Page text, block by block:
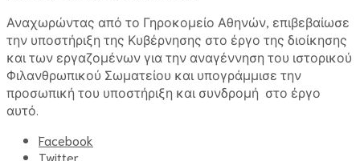
Αναχωρώντας από το Γηροκομείο Αθηνών, επιβεβαίωσε
την υποστήριξη της Κυβέρνησης στο έργο της διοίκησης
και των εργαζομένων για την αναγέννηση του ιστορικού
Φιλανθρωπικού Σωματείου και υπογράμμισε την
προσωπική του υποστήριξη και συνδρομή στο έργο
αυτό.
Facebook
Twitter